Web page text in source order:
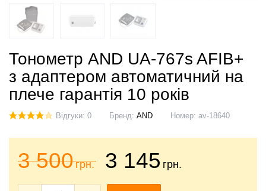
Тонометр AND UA-767s AFIB+
з адаптером автоматичний на
плече гарантія 10 років
Відгуки: 0 Бренд: AND Номер: av-18640
3 500грн. 3 145 грн.